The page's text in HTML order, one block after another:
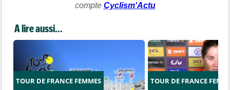
compte Cyclism'Actu
A lire aussi...
TOUR DE FRANCE FEMMES TOUR DE FRANCE